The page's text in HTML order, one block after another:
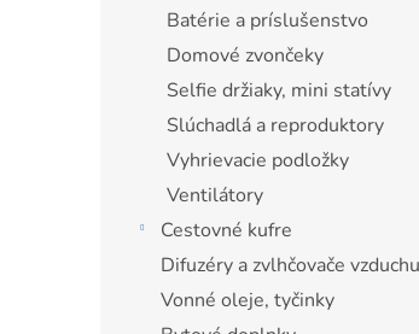
Batérie a príslušenstvo
Domové zvončeky
Selfie držiaky, mini statívy
Slúchadlá a reproduktory
Vyhrievacie podložky
Ventilátory
Cestovné kufre
Difuzéry a zvlhčovače vzduchu
Vonné oleje, tyčinky